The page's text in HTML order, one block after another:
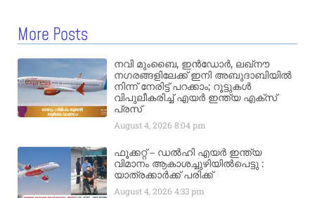
More Posts
നവി മുംബൈ, ഇൻഡോർ, ലഖ്നൗ
നഗരങ്ങളിലേക്ക് ഇനി അബുദാബിയിൽ
നിന്ന് നേരിട്ട് പറക്കാം; റൂട്ടുകൾ
വിപുലീകരിച്ച് എയർ ഇന്ത്യ എക്സ്
പ്രസ്
August 4, 20268:04 pm
ഫൂക്കറ്റ് – ഡൽഹി എയര്‍ ഇന്ത്യ
വിമാനം ആകാശച്ചുഴിയില്‍പെട്ടു :
യാത്രക്കാര്‍ക്ക് പരിക്ക്
August 4, 20264:33 pm